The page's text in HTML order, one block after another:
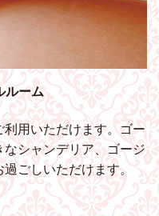
ルーム
用いただけます。ゴー
シャンデリア、ゴージ
過ごしいただけます。